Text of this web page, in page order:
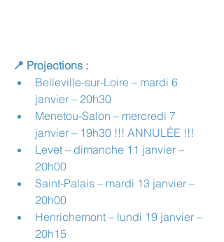
📍 Projections :
Belleville-sur-Loire – mardi 6
janvier – 20h30
Menetou-Salon – mercredi 7
janvier – 19h30 !!! ANNULÉE !!!
Levet – dimanche 11 janvier –
20h00
Saint-Palais – mardi 13 janvier –
20h00
Henrichemont – lundi 19 janvier –
20h15